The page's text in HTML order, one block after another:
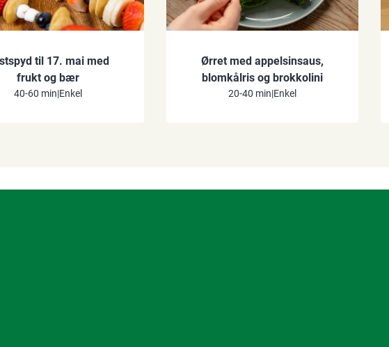
til 17. mai med
frukt og bær
40-60 min|Enkel
Ørret med appelsinsaus,
blomkålris og brokkolini
20-40 min|Enkel